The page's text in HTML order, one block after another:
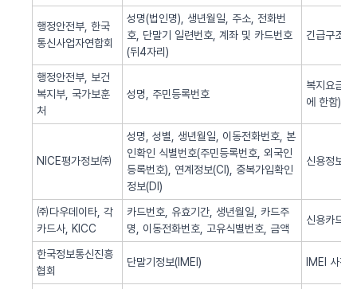
행정안전부, 한국
통신사업자연합회
성명(법인명), 생년월일, 주소, 전화번
호, 단말기 일련번호, 계좌 및 카드번호
(뒤4자리)
긴급구조(
행정안전부, 보건
복지부, 국가보훈
처
성명, 주민등록번호
복지요금
에 한함)
NICE평가정보㈜
성명, 성별, 생년월일, 이동전화번호, 본
인확인 식별번호(주민등록번호, 외국인
등록번호), 연계정보(CI), 중복가입확인
정보(DI)
신용정보
㈜다우데이타, 각
카드사, KICC
카드번호, 유효기간, 생년월일, 카드주
명, 이동전화번호, 고유식별번호, 금액
신용카드
한국정보통신진흥
협회
단말기정보(IMEI) IMEI 사전